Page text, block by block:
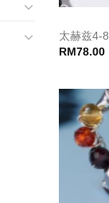
太赫兹4-
RM78.00